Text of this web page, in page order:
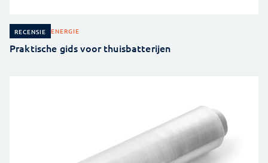
RECENSIE ENERGIE
Praktische gids voor thuisbatterijen